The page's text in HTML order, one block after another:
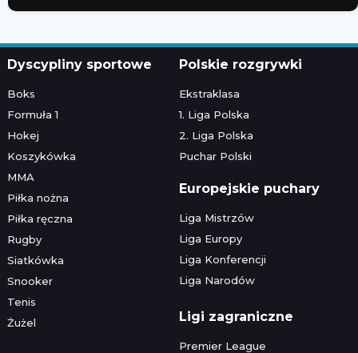
Dyscypliny sportowe
Boks
Formuła 1
Hokej
Koszykówka
MMA
Piłka nożna
Piłka ręczna
Rugby
Siatkówka
Snooker
Tenis
Żużel
Polskie rozgrywki
Ekstraklasa
1. Liga Polska
2. Liga Polska
Puchar Polski
Europejskie puchary
Liga Mistrzów
Liga Europy
Liga Konferencji
Liga Narodów
Ligi zagraniczne
Premier League